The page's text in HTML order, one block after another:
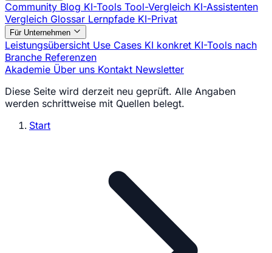
Community Blog KI-Tools Tool-Vergleich KI-Assistenten
Vergleich Glossar Lernpfade KI-Privat
Für Unternehmen
Leistungsübersicht Use Cases KI konkret KI-Tools nach
Branche Referenzen
Akademie Über uns Kontakt Newsletter
Diese Seite wird derzeit neu geprüft. Alle Angaben
werden schrittweise mit Quellen belegt.
Start